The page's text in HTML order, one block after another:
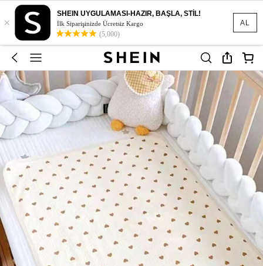
AL
×
SHEIN UYGULAMASI-HAZIR, BAŞLA, STİL!
İlk Siparişinizde Ücretsiz Kargo
(5,000)